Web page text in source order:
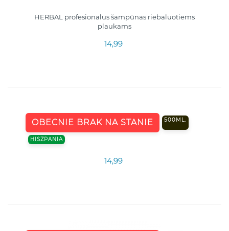
HERBAL profesionalus šampūnas riebaluotiems
plaukams
14,99
OBECNIE BRAK NA STANIE 500ML.
HISZPANIA
14,99